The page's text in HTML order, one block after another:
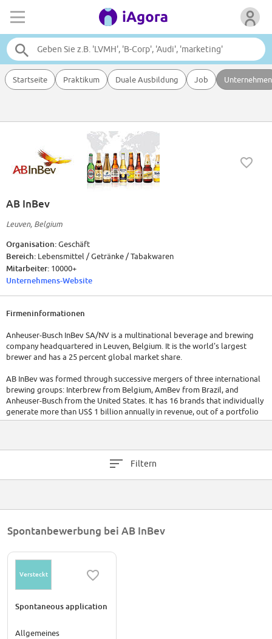
Startseite Praktikum Duale Ausbildung Job Unternehmen
AB InBev
Leuven, Belgium
Organisation:Geschäft
Bereich: Lebensmittel / Getränke / Tabakwaren
Mitarbeiter: 10000+
Unternehmens-Website
Firmeninformationen
Anheuser-Busch InBev SA/NV is a multinational beverage and brewing
company headquartered in Leuven, Belgium. It is the world's largest
brewer and has a 25 percent global market share.
AB InBev was formed through successive mergers of three international
brewing groups: Interbrew from Belgium, AmBev from Brazil, and
Anheuser-Busch from the United States. It has 16 brands that individually
generate more than US$ 1 billion annually in revenue, out of a portfolio
of more than 200 brands.[2] This portfolio includes global brands
Sedrin, Klinskoye, Sibirskaya Korona, Chernigivske and Jupiler.
the integration in 2008 of Anheuser-Busch, based in Saint Louis, Missouri,
Filtern
Spontanbewerbung bei AB InBev
Versteckt
Spontaneous application
Allgemeines